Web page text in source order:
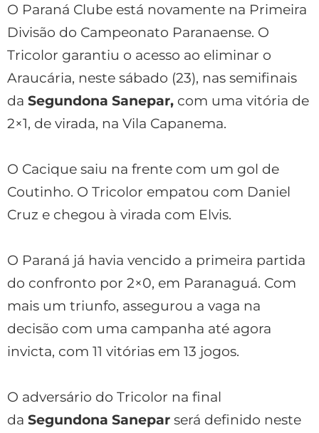
O Paraná Clube está novamente na Primeira
Divisão do Campeonato Paranaense. O
Tricolor garantiu o acesso ao eliminar o
Araucária, neste sábado (23), nas semifinais
da Segundona Sanepar, com uma vitória de
2×1, de virada, na Vila Capanema.
O Cacique saiu na frente com um gol de
Coutinho. O Tricolor empatou com Daniel
Cruz e chegou à virada com Elvis.
O Paraná já havia vencido a primeira partida
do confronto por 2×0, em Paranaguá. Com
mais um triunfo, assegurou a vaga na
decisão com uma campanha até agora
invicta, com 11 vitórias em 13 jogos.
O adversário do Tricolor na final
da Segundona Sanepar será definido neste